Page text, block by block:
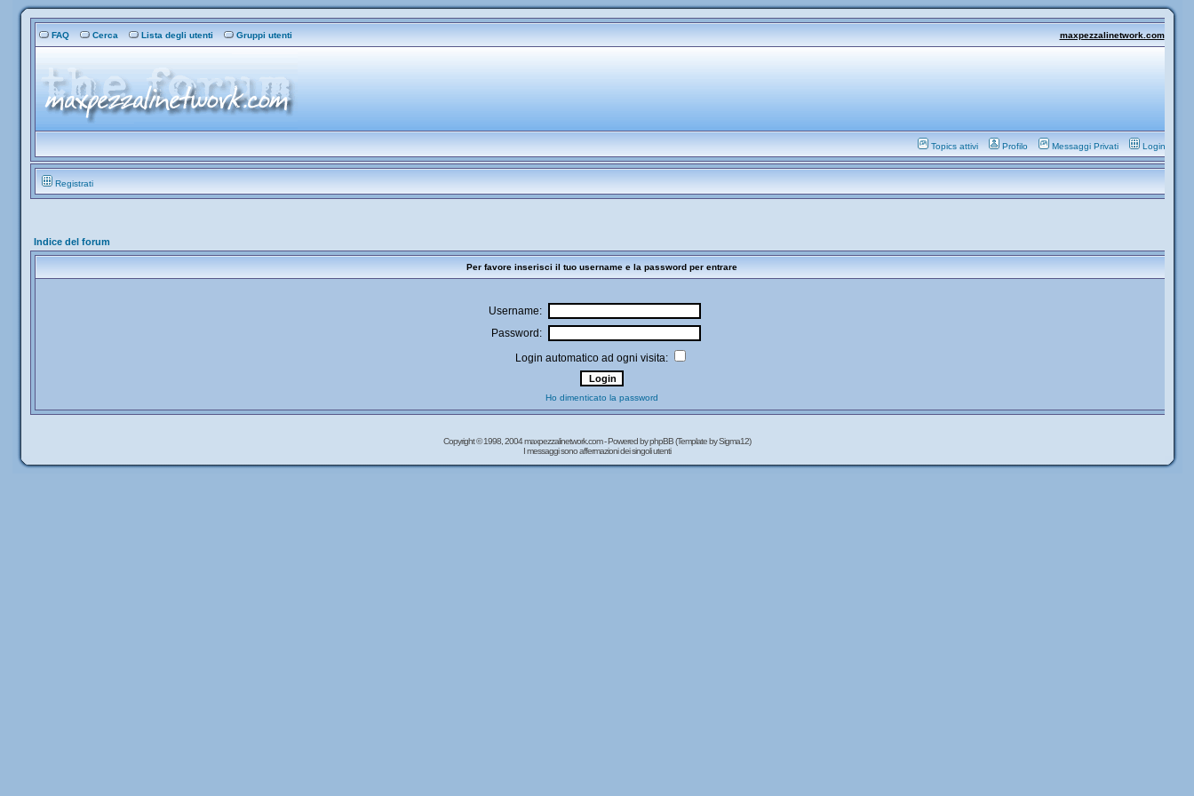
FAQ Cerca Lista degli utenti Gruppi utenti maxpezzalinetwork.com
Topics attivi Profilo Messaggi Privati Login
Registrati
Indice del forum
Per favore inserisci il tuo username e la password per entrare
Username:
Password:
Login automatico ad ogni visita:
Ho dimenticato la password
Copyright © 1998, 2004 maxpezzalinetwork.com - Powered byphpBB(Template by Sigma12)
I messaggi sono affermazioni dei singoli utenti